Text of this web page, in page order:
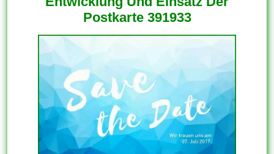
Postkarte 391933